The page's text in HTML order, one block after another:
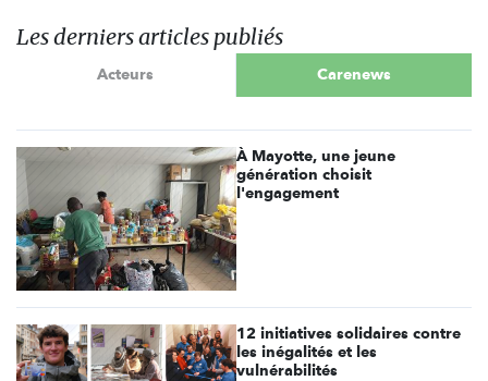
Les derniers articles publiés
Acteurs Carenews
À Mayotte, une jeune
génération choisit
l'engagement
12 initiatives solidaires contre
les inégalités et les
vulnérabilités